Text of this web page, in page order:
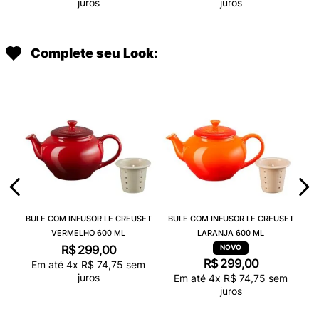
Complete seu Look:
BULE COM INFUSOR LE CREUSET
VERMELHO 600 ML
R$ 299,00
Em até 4x R$ 74,75 sem
juros
BULE COM INFUSOR LE CREUSET
LARANJA 600 ML
R$ 299,00
Em até 4x R$ 74,75 sem
juros